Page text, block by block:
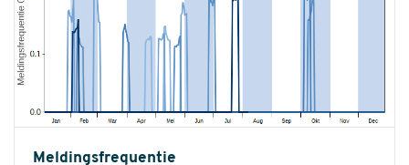
Meldingsfrequentie